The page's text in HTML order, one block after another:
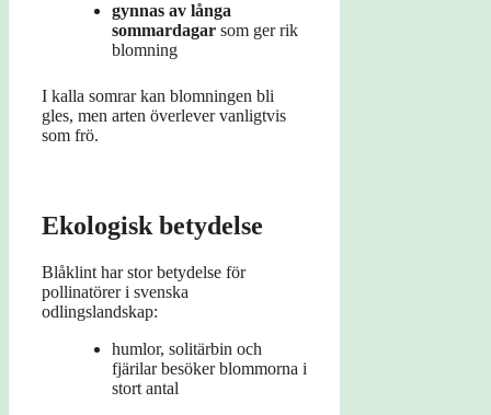
gynnas av långa
sommardagar som ger rik
blomning
I kalla somrar kan blomningen bli
gles, men arten överlever vanligtvis
som frö.
Ekologisk betydelse
Blåklint har stor betydelse för
pollinatörer i svenska
odlingslandskap:
humlor, solitärbin och
fjärilar besöker blommorna i
stort antal